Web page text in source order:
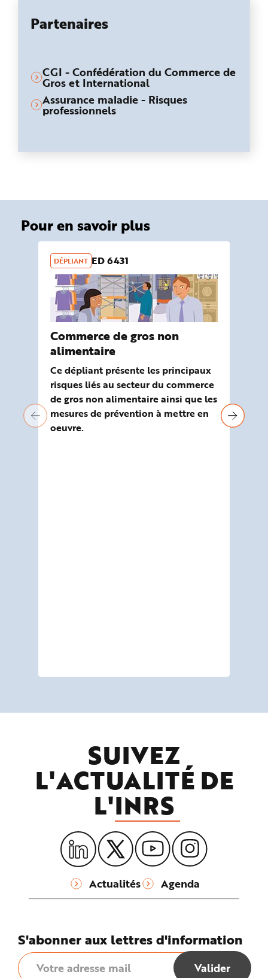
Partenaires
CGI - Confédération du Commerce de
Gros et International
Assurance maladie - Risques
professionnels
Pour en savoir plus
DÉPLIANT ED 6431
Commerce de gros non
alimentaire
Ce dépliant présente les principaux
risques liés au secteur du commerce
de gros non alimentaire ainsi que les
mesures de prévention à mettre en
oeuvre.
SUIVEZ
L'ACTUALITÉ DE
L'INRS
Actualités Agenda
S'abonner aux lettres d'information